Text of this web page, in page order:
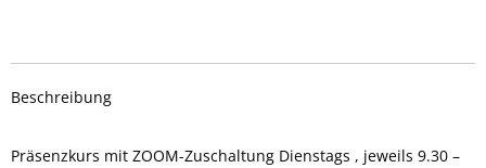
Beschreibung
Präsenzkurs mit ZOOM-Zuschaltung Dienstags , jeweils 9.30 –